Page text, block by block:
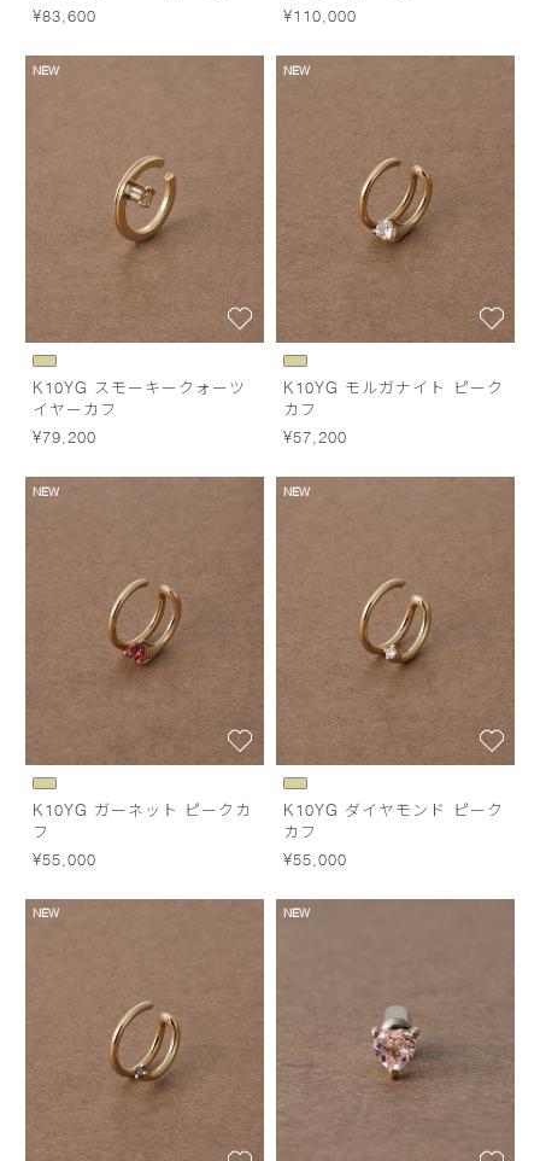
¥83,600
¥110,000
NEW
K10YG スモーキークォーツ
イヤーカフ
¥79,200
NEW
K10YG モルガナイト ピーク
カフ
¥57,200
NEW
K10YG ガーネット ピークカ
フ
¥55,000
NEW
K10YG ダイヤモンド ピーク
カフ
¥55,000
NEW NEW